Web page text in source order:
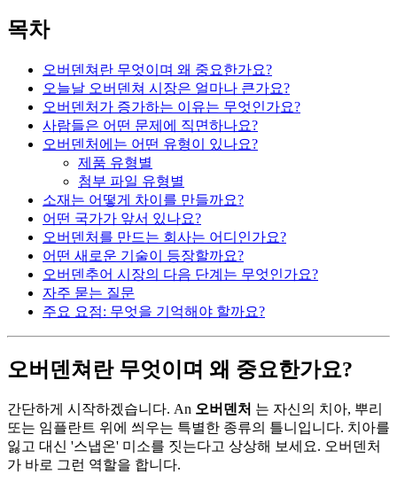
목차
오버덴쳐란 무엇이며 왜 중요한가요?
오늘날 오버덴쳐 시장은 얼마나 큰가요?
오버덴처가 증가하는 이유는 무엇인가요?
사람들은 어떤 문제에 직면하나요?
오버덴처에는 어떤 유형이 있나요?
제품 유형별
첨부 파일 유형별
소재는 어떻게 차이를 만들까요?
어떤 국가가 앞서 있나요?
오버덴처를 만드는 회사는 어디인가요?
어떤 새로운 기술이 등장할까요?
오버덴추어 시장의 다음 단계는 무엇인가요?
자주 묻는 질문
주요 요점: 무엇을 기억해야 할까요?
오버덴쳐란 무엇이며 왜 중요한가요?
간단하게 시작하겠습니다. An 오버덴처 는 자신의 치아, 뿌리
또는 임플란트 위에 씌우는 특별한 종류의 틀니입니다. 치아를
잃고 대신 '스냅온' 미소를 짓는다고 상상해 보세요. 오버덴처
가 바로 그런 역할을 합니다.